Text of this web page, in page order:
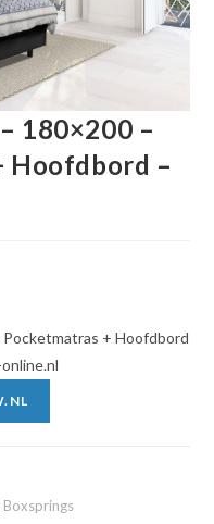
180×200 –
Hoofdbord –
+ Hoofdbord
Boxsprings